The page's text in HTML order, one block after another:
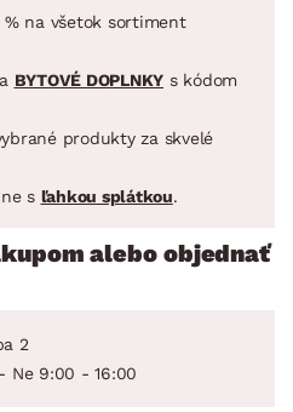
% na všetok sortiment
BYTOVÉ DOPLNKY s kódom
produkty za skvelé
s ľahkou splátkou.
alebo objednať
2
Ne 9:00 - 16:00